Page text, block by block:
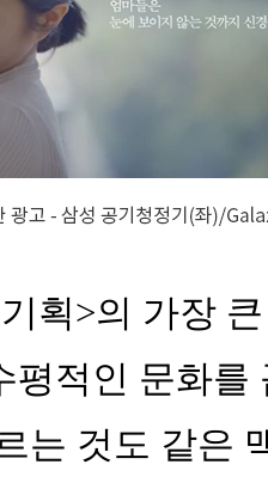
획>의 가장
평적인 문화를
는 것도 같은